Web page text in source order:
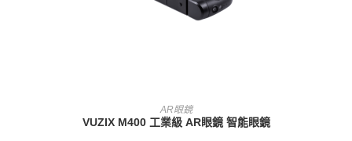
查看內容
AR眼鏡
VUZIX M400 工業級 AR眼鏡 智能眼鏡